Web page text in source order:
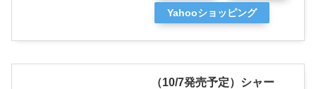
Yahooショッピング
（10/7発売予定）シャー